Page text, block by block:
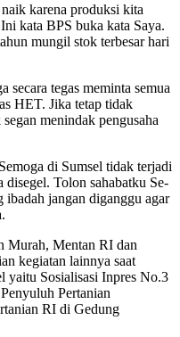
karena produksi kita
kata BPS buka kata Saya.
mungil stok terbesar hari
tegas meminta semua
HET. Jika tetap tidak
menindak pengusaha
di Sumsel tidak terjadi
Tolon sahabatku Se-
ibadah jangan diganggu agar
Murah, Mentan RI dan
kegiatan lainnya saat
yaitu Sosialisasi Inpres No.3
Pertanian
RI di Gedung